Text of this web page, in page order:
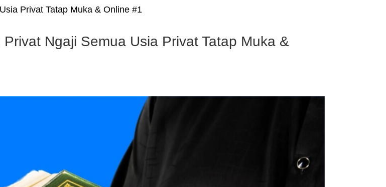
Privat Tatap Muka & Online #1
Ngaji Semua Usia Privat Tatap Muka &